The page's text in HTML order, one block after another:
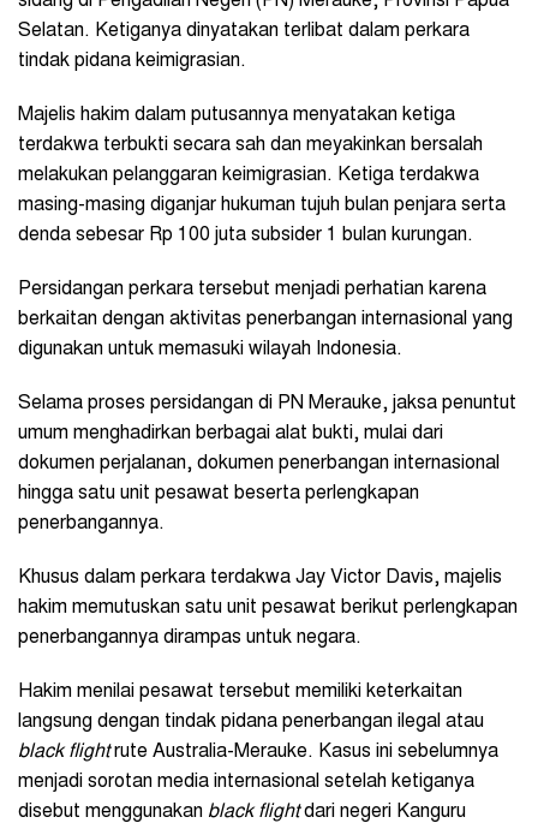
Selatan. Ketiganya dinyatakan terlibat dalam perkara
tindak pidana keimigrasian.
Majelis hakim dalam putusannya menyatakan ketiga
terdakwa terbukti secara sah dan meyakinkan bersalah
melakukan pelanggaran keimigrasian. Ketiga terdakwa
masing-masing diganjar hukuman tujuh bulan penjara serta
denda sebesar Rp 100 juta subsider 1 bulan kurungan.
Persidangan perkara tersebut menjadi perhatian karena
berkaitan dengan aktivitas penerbangan internasional yang
digunakan untuk memasuki wilayah Indonesia.
Selama proses persidangan di PN Merauke, jaksa penuntut
umum menghadirkan berbagai alat bukti, mulai dari
dokumen perjalanan, dokumen penerbangan internasional
hingga satu unit pesawat beserta perlengkapan
penerbangannya.
Khusus dalam perkara terdakwa Jay Victor Davis, majelis
hakim memutuskan satu unit pesawat berikut perlengkapan
penerbangannya dirampas untuk negara.
Hakim menilai pesawat tersebut memiliki keterkaitan
langsung dengan tindak pidana penerbangan ilegal atau
black flightrute Australia-Merauke. Kasus ini sebelumnya
menjadi sorotan media internasional setelah ketiganya
disebut menggunakan black flightdari negeri Kanguru